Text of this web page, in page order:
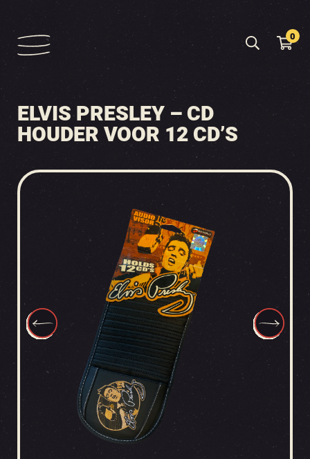
0
ELVIS PRESLEY – CD
HOUDER VOOR 12 CD’S